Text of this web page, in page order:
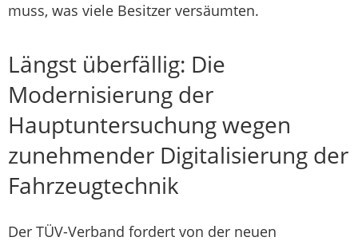
muss, was viele Besitzer versäumten.
Längst überfällig: Die
Modernisierung der
Hauptuntersuchung wegen
zunehmender Digitalisierung der
Fahrzeugtechnik
Der TÜV-Verband fordert von der neuen